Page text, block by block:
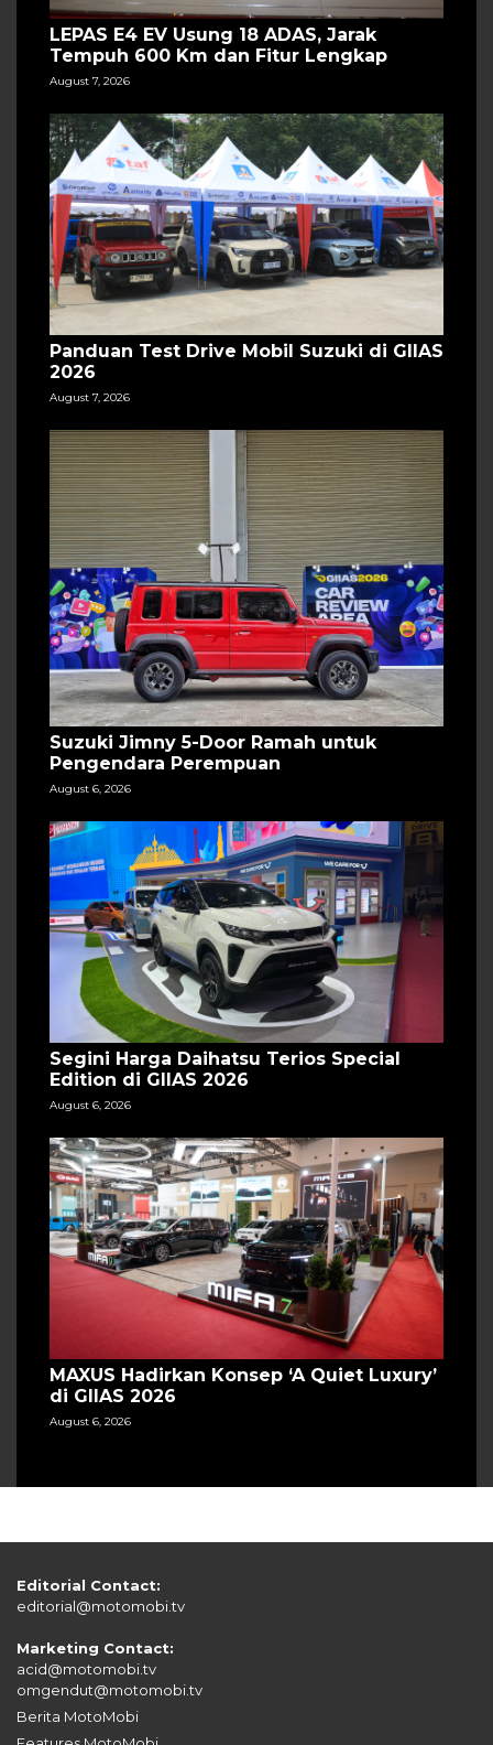
LEPAS E4 EV Usung 18 ADAS, Jarak
Tempuh 600 Km dan Fitur Lengkap
August 7, 2026
Panduan Test Drive Mobil Suzuki di GIIAS
2026
August 7, 2026
Suzuki Jimny 5-Door Ramah untuk
Pengendara Perempuan
August 6, 2026
Segini Harga Daihatsu Terios Special
Edition di GIIAS 2026
August 6, 2026
MAXUS Hadirkan Konsep ‘A Quiet Luxury’
di GIIAS 2026
August 6, 2026
Editorial Contact:
editorial@motomobi.tv
Marketing Contact:
acid@motomobi.tv
omgendut@motomobi.tv
Berita MotoMobi